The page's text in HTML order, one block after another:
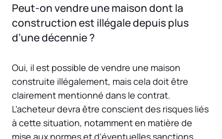
Peut-on vendre une maison dont la
construction est illégale depuis plus
d’une décennie ?
Oui, il est possible de vendre une maison
construite illégalement, mais cela doit être
clairement mentionné dans le contrat.
L’acheteur devra être conscient des risques liés
à cette situation, notamment en matière de
mise aux normes et d’éventuelles sanctions.